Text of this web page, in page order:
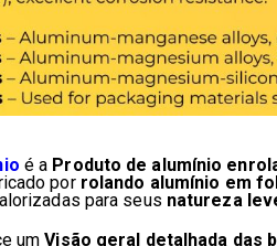
é a Produto de alumínio
por rolando alumínio em
para seus natureza
umVisão geral detalhada das